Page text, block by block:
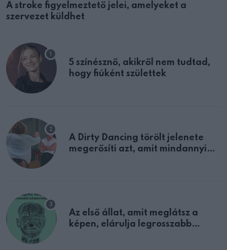
A stroke figyelmeztető jelei, amelyeket a
szervezet küldhet
5 színésznő, akikről nem tudtad,
hogy fiúként születtek
A Dirty Dancing törölt jelenete
megerősíti azt, amit mindannyian
Az első állat, amit meglátsz a
képen, elárulja legrosszabb